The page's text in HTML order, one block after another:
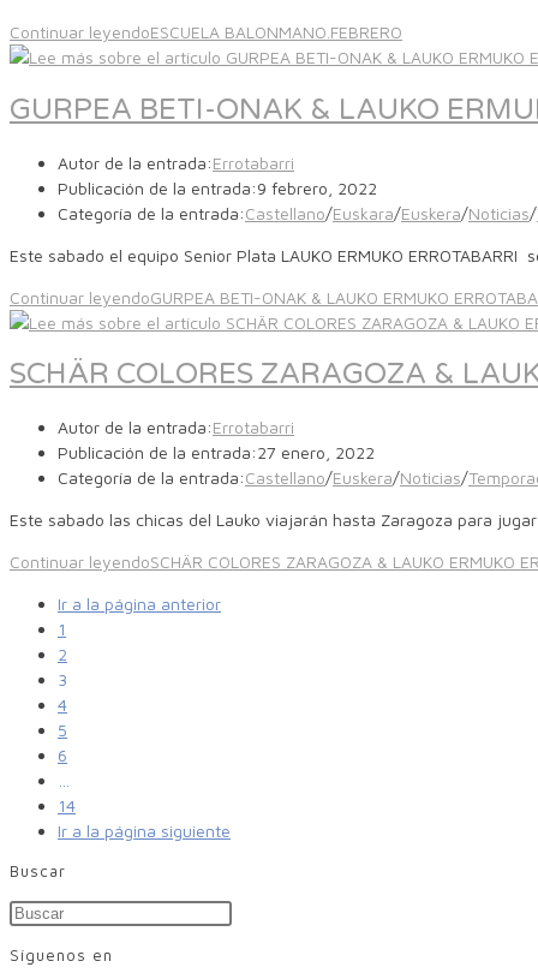
Continuar leyendoESCUELA BALONMANO.FEBRERO
GURPEA BETI-ONAK & LAUKO
Autor de la entrada:Errotabarri
Publicación de la entrada:9 febrero, 2022
Categoría de la entrada:Castellano/Euskara/Euskera/Noticias/
Este sabado el equipo Senior Plata LAUKO ERMUKO
Continuar leyendoGURPEA BETI-ONAK & LAUKO ERMUKO
SCHÄR COLORES ZARAGOZA &
Autor de la entrada:Errotabarri
Publicación de la entrada:27 enero, 2022
Categoría de la entrada:Castellano/Euskera/Noticias/
Este sabado las chicas del Lauko viajarán hasta Zaragoza para
Continuar leyendoSCHÄR COLORES ZARAGOZA & LAUKO ERMUKO
Ir a la página anterior
1
2
3
4
5
6
14
Ir a la página siguiente
Buscar
Síguenos en